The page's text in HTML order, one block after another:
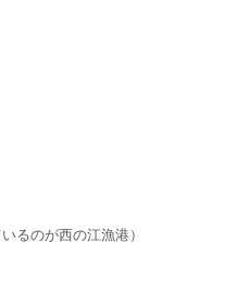
るのが西の江漁港）